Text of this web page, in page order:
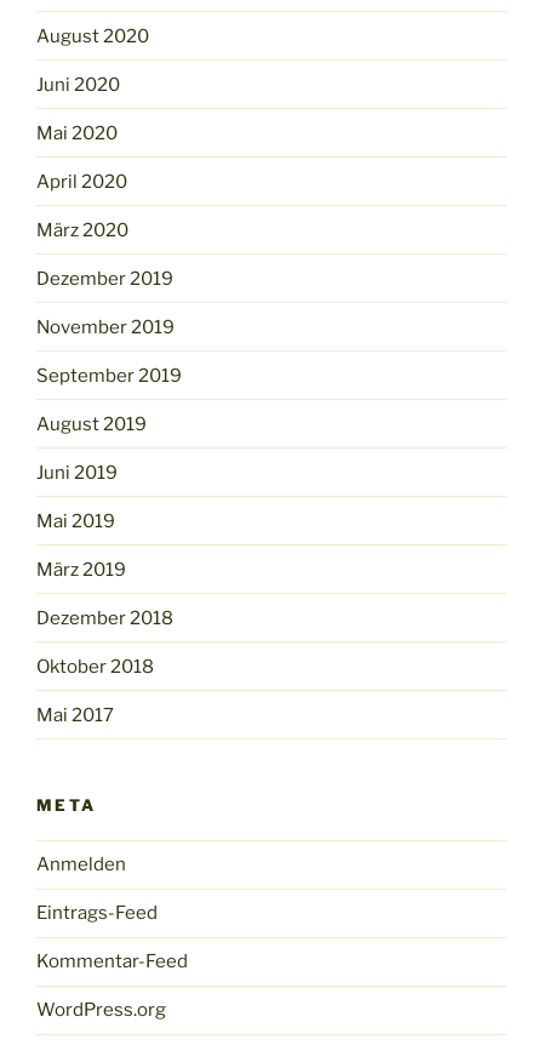
August 2020
Juni 2020
Mai 2020
April 2020
März 2020
Dezember 2019
November 2019
September 2019
August 2019
Juni 2019
Mai 2019
März 2019
Dezember 2018
Oktober 2018
Mai 2017
META
Anmelden
Eintrags-Feed
Kommentar-Feed
WordPress.org